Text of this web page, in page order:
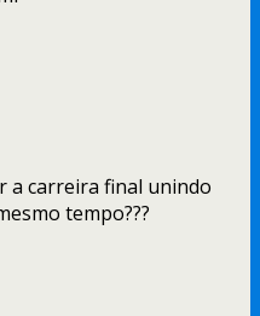
a carreira final unindo
tempo???